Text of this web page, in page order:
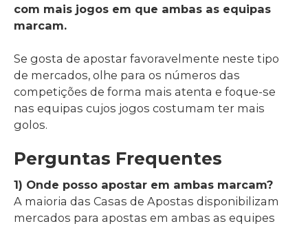
com mais jogos em que ambas as equipas
marcam.
Se gosta de apostar favoravelmente neste tipo
de mercados, olhe para os números das
competições de forma mais atenta e foque-se
nas equipas cujos jogos costumam ter mais
golos.
Perguntas Frequentes
1) Onde posso apostar em ambas marcam?
A maioria das Casas de Apostas disponibilizam
mercados para apostas em ambas as equipes